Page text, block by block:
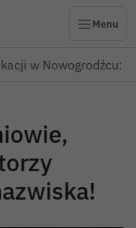
Menu
w Nowogrodźcu: